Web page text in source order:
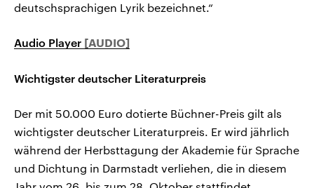
deutschsprachigen Lyrik bezeichnet.“
Audio Player
Wichtigster deutscher Literaturpreis
Der mit 50.000 Euro dotierte Büchner-Preis gilt als
wichtigster deutscher Literaturpreis. Er wird jährlich
während der Herbsttagung der Akademie für Sprache
und Dichtung in Darmstadt verliehen, die in diesem